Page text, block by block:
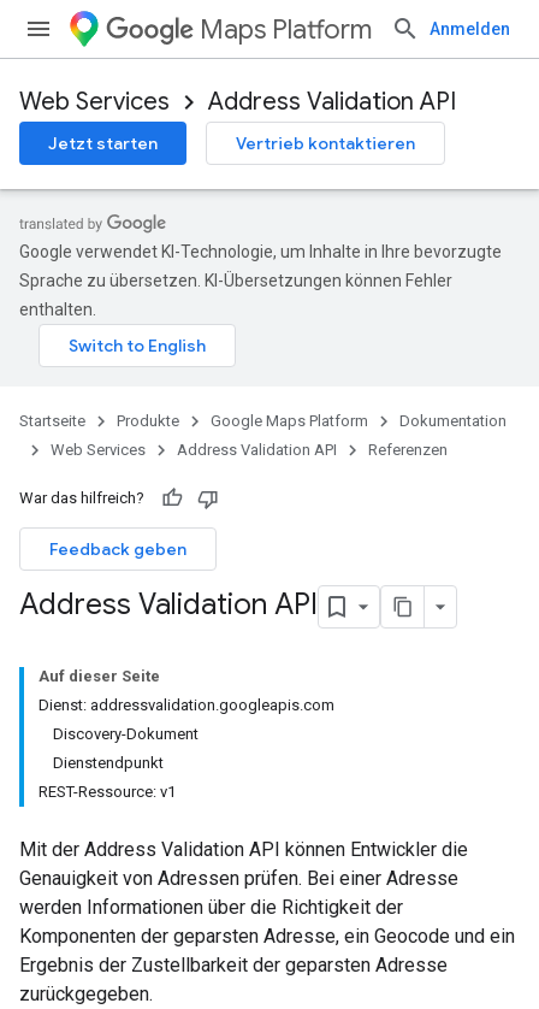
Maps Platform Anmelden
Web Services Address Validation API
Jetzt starten Vertrieb kontaktieren
Google verwendet KI-Technologie, um Inhalte in Ihre bevorzugte
Sprache zu übersetzen. KI-Übersetzungen können Fehler
enthalten.
Startseite Produkte Google Maps Platform
Dokumentation
Web Services
Address Validation API Referenzen
War das hilfreich?
Feedback geben
Address Validation API
Auf dieser Seite
Dienst: addressvalidation.googleapis.com
Discovery-Dokument
Dienstendpunkt
REST-Ressource: v1
Mit der Address Validation API können Entwickler die
Genauigkeit von Adressen prüfen. Bei einer Adresse
werden Informationen über die Richtigkeit der
Komponenten der geparsten Adresse, ein Geocode und ein
Ergebnis der Zustellbarkeit der geparsten Adresse
zurückgegeben.